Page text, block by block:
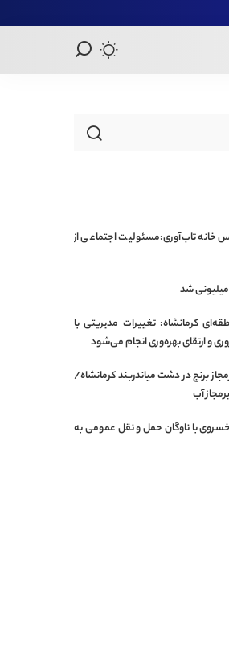
تاب‌آوری:مسئولیت اجتماعی از
میلیونی شد
کرمانشاه: تغییرات مدیریتی با
و ارتقای بهره‌وری انجام می‌شود
غیرمجاز برنج در دشت میاندربند کرمانشاه/
آب
از مرز خسروی با ناوگان حمل‌ و نقل عمومی به